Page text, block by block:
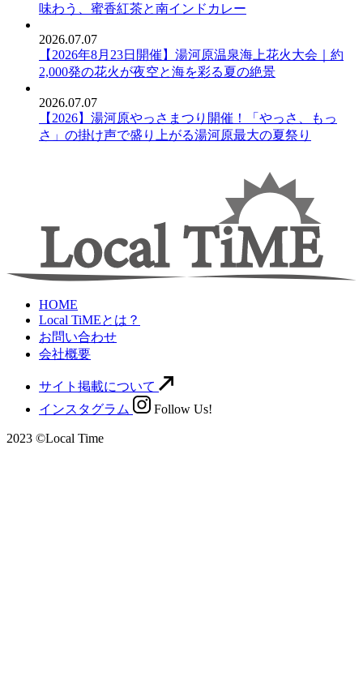
味わう、蜜香紅茶と南インドカレー
2026.07.07
【2026年8月23日開催】湯河原温泉海上花火大会｜約
2,000発の花火が夜空と海を彩る夏の絶景
2026.07.07
【2026】湯河原やっさまつり開催！「やっさ、もっ
さ」の掛け声で盛り上がる湯河原最大の夏祭り
HOME
Local TiMEとは？
お問い合わせ
会社概要
サイト掲載について
インスタグラム
Follow Us!
2023 ©Local Time